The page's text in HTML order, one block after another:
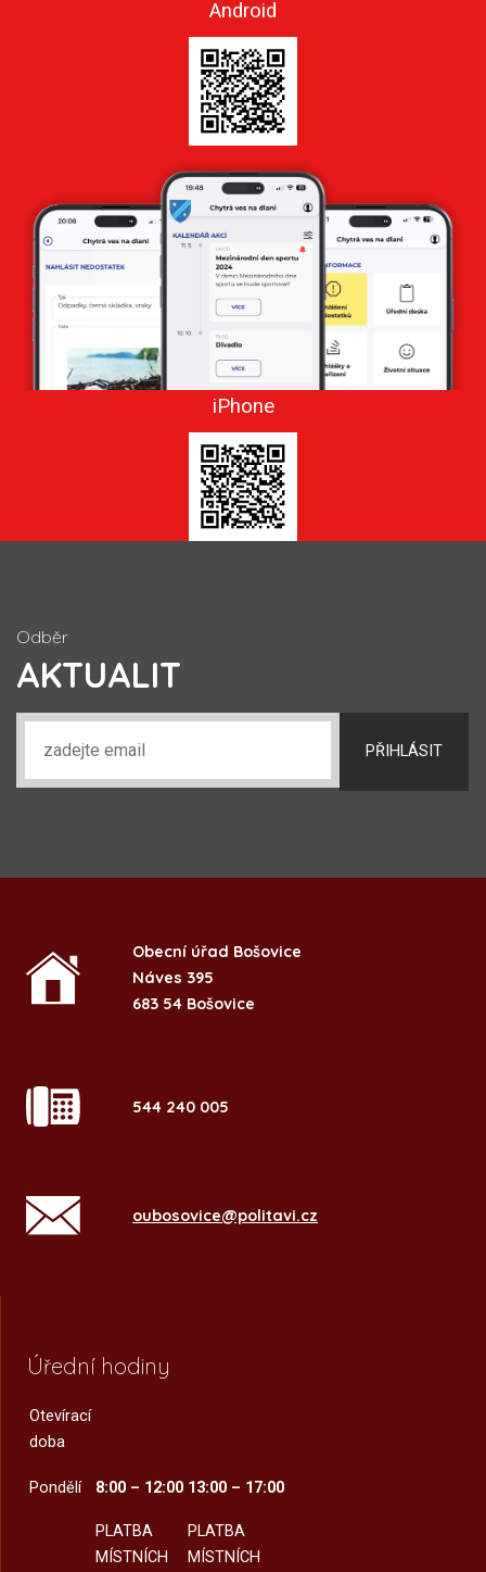
Android
iPhone
Odběr
AKTUALIT
PŘIHLÁSIT
Obecní úřad Bošovice
Náves 395
683 54 Bošovice
544 240 005
oubosovice@politavi.cz
Úřední hodiny
Otevírací
doba
Pondělí 8:00 – 12:00
PLATBA
MÍSTNÍCH
13:00 – 17:00
PLATBA
MÍSTNÍCH